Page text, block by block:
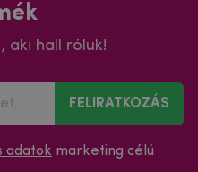
aki hall róluk!
FELIRATKOZÁS
adatok marketing célú